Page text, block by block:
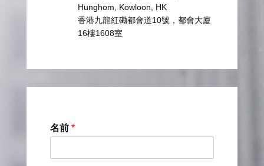
Hunghom, Kowloon, HK
香港九龍紅磡都會道10號，都會大廈
16樓1608室
名前 *